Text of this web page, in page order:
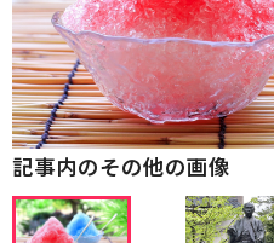
記事内のその他の画像